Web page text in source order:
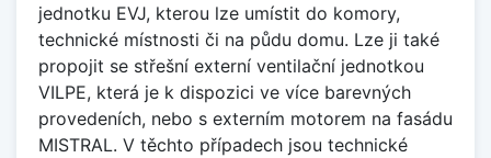
jednotku EVJ, kterou lze umístit do komory,
technické místnosti či na půdu domu. Lze ji také
propojit se střešní externí ventilační jednotkou
VILPE, která je k dispozici ve více barevných
provedeních, nebo s externím motorem na fasádu
MISTRAL. V těchto případech jsou technické